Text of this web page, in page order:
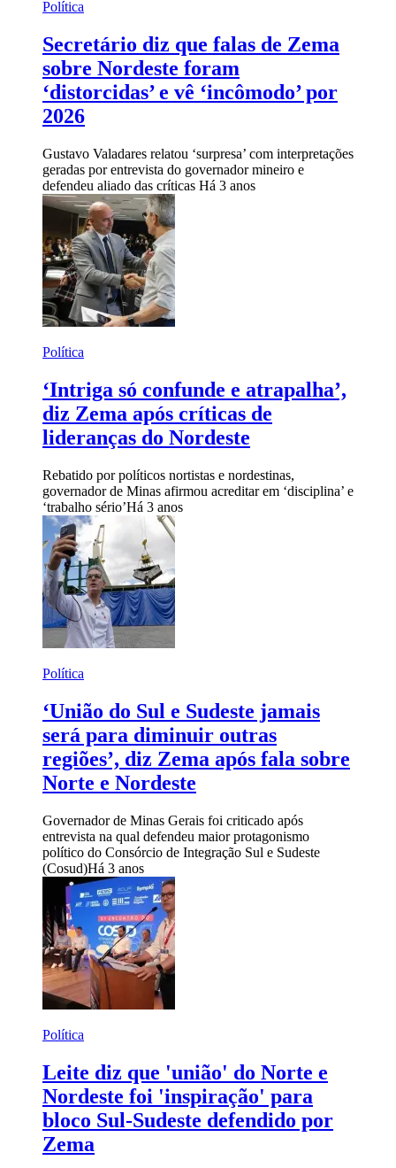
Política
Secretário diz que falas de Zema
sobre Nordeste foram
‘distorcidas’ e vê ‘incômodo’ por
2026
Gustavo Valadares relatou ‘surpresa’ com interpretações
geradas por entrevista do governador mineiro e
defendeu aliado das críticas Há 3 anos
Política
‘Intriga só confunde e atrapalha’,
diz Zema após críticas de
lideranças do Nordeste
Rebatido por políticos nortistas e nordestinas,
governador de Minas afirmou acreditar em ‘disciplina’ e
‘trabalho sério’Há 3 anos
Política
‘União do Sul e Sudeste jamais
será para diminuir outras
regiões’, diz Zema após fala sobre
Norte e Nordeste
Governador de Minas Gerais foi criticado após
entrevista na qual defendeu maior protagonismo
político do Consórcio de Integração Sul e Sudeste
(Cosud)Há 3 anos
Política
Leite diz que 'união' do Norte e
Nordeste foi 'inspiração' para
bloco Sul-Sudeste defendido por
Zema